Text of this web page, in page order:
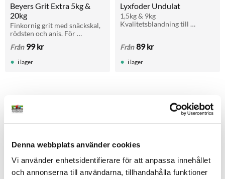
Denna webbplats använder cookies
Vi använder enhetsidentifierare för att anpassa innehållet
och annonserna till användarna, tillhandahålla funktioner
Beyers Grit Extra 5kg &
20kg
Finkornig grit med snäckskal,
rödsten och anis. För
äggskal. Ges med fri tillgång.
Från 99kr
i lager
Lyxfoder Undulat
1,5kg & 9kg
Kvalitetsblandning till
ingredienser och "extra allt"!
Från 89kr
i lager